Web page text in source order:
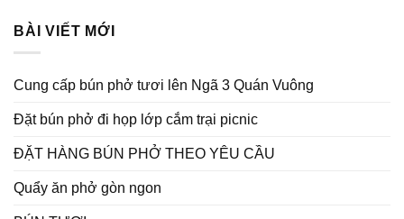
BÀI VIẾT MỚI
Cung cấp bún phở tươi lên Ngã 3 Quán Vuông
Đặt bún phở đi họp lớp cắm trại picnic
ĐẶT HÀNG BÚN PHỞ THEO YÊU CẦU
Quẩy ăn phở gòn ngon